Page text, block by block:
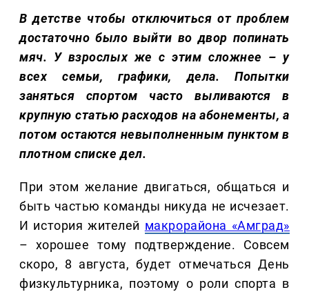
В детстве чтобы отключиться от проблем
достаточно было выйти во двор попинать
мяч. У взрослых же с этим сложнее – у
всех семьи, графики, дела. Попытки
заняться спортом часто выливаются в
крупную статью расходов на абонементы, а
потом остаются невыполненным пунктом в
плотном списке дел.
При этом желание двигаться, общаться и
быть частью команды никуда не исчезает.
И история жителей макрорайона «Амград»
– хорошее тому подтверждение. Совсем
скоро, 8 августа, будет отмечаться День
физкультурника, поэтому о роли спорта в